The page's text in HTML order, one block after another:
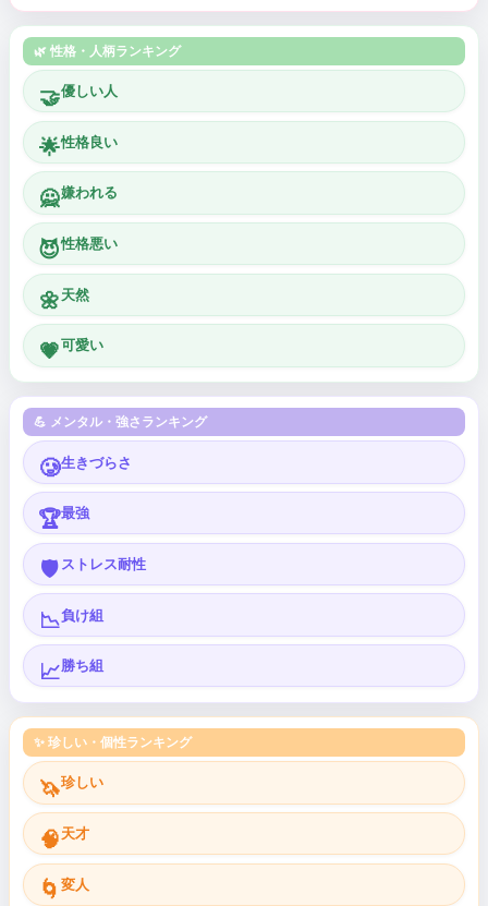
🌿 性格・人柄ランキング
🤝優しい人
🌟性格良い
🙅嫌われる
😈性格悪い
🌼 天然
💗可愛い
💪 メンタル・強さランキング
🥲生きづらさ
🏆最強
🛡️ ストレス耐性
📉負け組
📈勝ち組
✨ 珍しい・個性ランキング
🦄珍しい
🧠 天才
🌀 変人